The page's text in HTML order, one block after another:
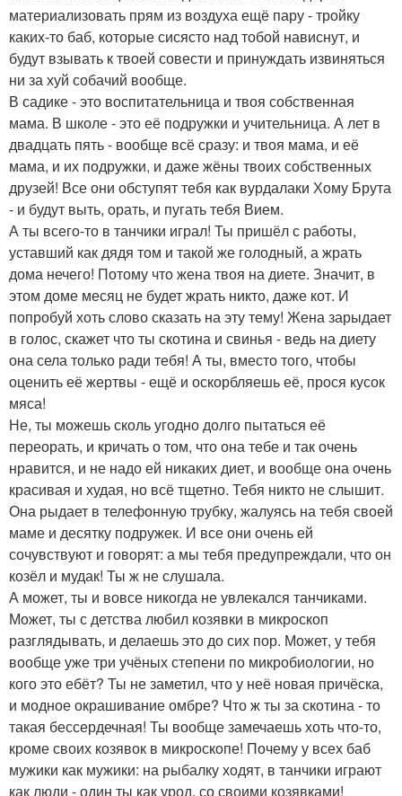
материализовать прям из воздуха ещё пару - тройку
каких-то баб, которые сисясто над тобой нависнут, и
будут взывать к твоей совести и принуждать извиняться
ни за хуй собачий вообще.
В садике - это воспитательница и твоя собственная
мама. В школе - это её подружки и учительница. А лет в
двадцать пять - вообще всё сразу: и твоя мама, и её
мама, и их подружки, и даже жёны твоих собственных
друзей! Все они обступят тебя как вурдалаки Хому Брута
- и будут выть, орать, и пугать тебя Вием.
А ты всего-то в танчики играл! Ты пришёл с работы,
уставший как дядя том и такой же голодный, а жрать
дома нечего! Потому что жена твоя на диете. Значит, в
этом доме месяц не будет жрать никто, даже кот. И
попробуй хоть слово сказать на эту тему! Жена зарыдает
в голос, скажет что ты скотина и свинья - ведь на диету
она села только ради тебя! А ты, вместо того, чтобы
оценить её жертвы - ещё и оскорбляешь её, прося кусок
мяса!
Не, ты можешь сколь угодно долго пытаться её
переорать, и кричать о том, что она тебе и так очень
нравится, и не надо ей никаких диет, и вообще она очень
красивая и худая, но всё тщетно. Тебя никто не слышит.
Она рыдает в телефонную трубку, жалуясь на тебя своей
маме и десятку подружек. И все они очень ей
сочувствуют и говорят: а мы тебя предупреждали, что он
козёл и мудак! Ты ж не слушала.
А может, ты и вовсе никогда не увлекался танчиками.
Может, ты с детства любил козявки в микроскоп
разглядывать, и делаешь это до сих пор. Может, у тебя
вообще уже три учёных степени по микробиологии, но
кого это ебёт? Ты не заметил, что у неё новая причёска,
и модное окрашивание омбре? Что ж ты за скотина - то
такая бессердечная! Ты вообще замечаешь хоть что-то,
кроме своих козявок в микроскопе! Почему у всех баб
мужики как мужики: на рыбалку ходят, в танчики играют
как люди - один ты как урод, со своими козявками!